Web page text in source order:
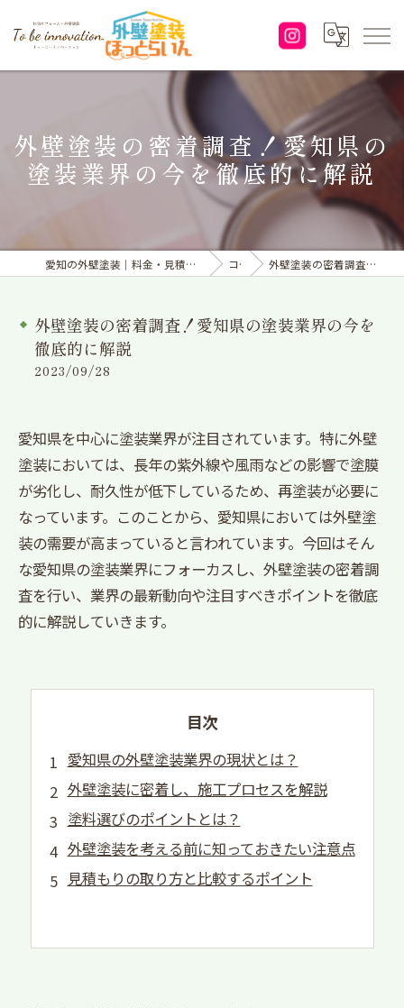
外壁塗装の密着調査！愛知県の
塗装業界の今を徹底的に解説
愛知の外壁塗装｜料金・見積り｜塗り替えなら「株式会社To be innovation.」へ コラム 外壁塗装の密着調査！愛知県の塗装業界の今を徹底的に解説
外壁塗装の密着調査！愛知県の塗装業界の今を
徹底的に解説
2023/09/28
愛知県を中心に塗装業界が注目されています。特に外壁
塗装においては、長年の紫外線や風雨などの影響で塗膜
が劣化し、耐久性が低下しているため、再塗装が必要に
なっています。このことから、愛知県においては外壁塗
装の需要が高まっていると言われています。今回はそん
な愛知県の塗装業界にフォーカスし、外壁塗装の密着調
査を行い、業界の最新動向や注目すべきポイントを徹底
的に解説していきます。
目次
愛知県の外壁塗装業界の現状とは？
外壁塗装に密着し、施工プロセスを解説
塗料選びのポイントとは？
外壁塗装を考える前に知っておきたい注意点
見積もりの取り方と比較するポイント